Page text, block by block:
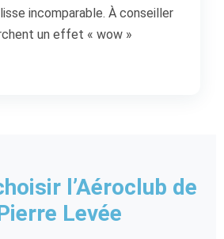
incomparable. À conseiller
un effet « wow »
l’Aéroclub de
Levée